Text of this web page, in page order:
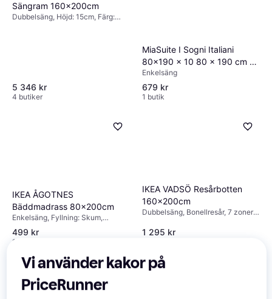
Sängram 160x200cm
Dubbelsäng, Höjd: 15cm, Färg:
5 346 kr
4 butiker
MiaSuite I Sogni Italiani
80x190 x 10 80 x 190 cm Vit
Resårbotten
Enkelsäng
679 kr
1 butik
IKEA ÅGOTNES
Bäddmadrass 80x200cm
Enkelsäng, Fyllning: Skum,
Tjocklek madrass: 10cm
499 kr
1 butik
IKEA VADSÖ Resårbotten
160x200cm
Dubbelsäng, Bonellresår, 7 zoner,
17cm
1 295 kr
Trendande
Vi använder kakor på
PriceRunner